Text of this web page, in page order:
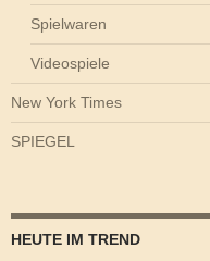
Spielwaren
Videospiele
New York Times
SPIEGEL
HEUTE IM TREND